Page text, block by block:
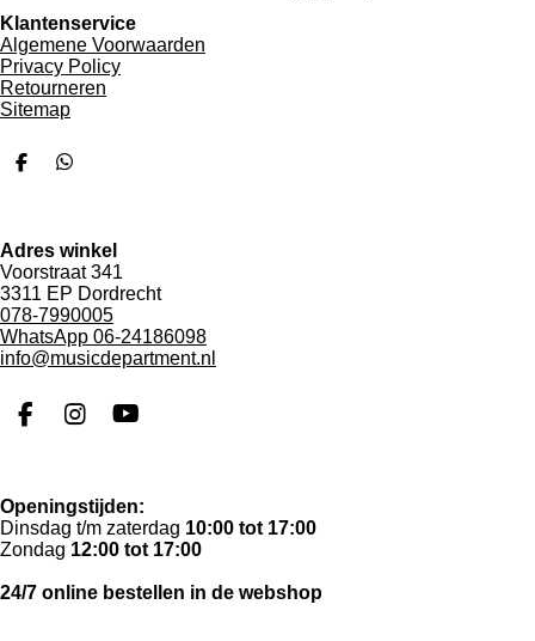
Klantenservice
Algemene Voorwaarden
Privacy Policy
Retourneren
Sitemap
D
n
D
n
Adres winkel
Voorstraat 341
3311 EP Dordrecht
078-7990005
WhatsApp 06-24186098
info@musicdepartment.nl
F
b
o
o
k
I
a
g
r
a
m
Y
u
b
e
Openingstijden:
Dinsdag t/m zaterdag 10:00 tot 17:00
Zondag 12:00 tot 17:00
24/7 online bestellen in de webshop